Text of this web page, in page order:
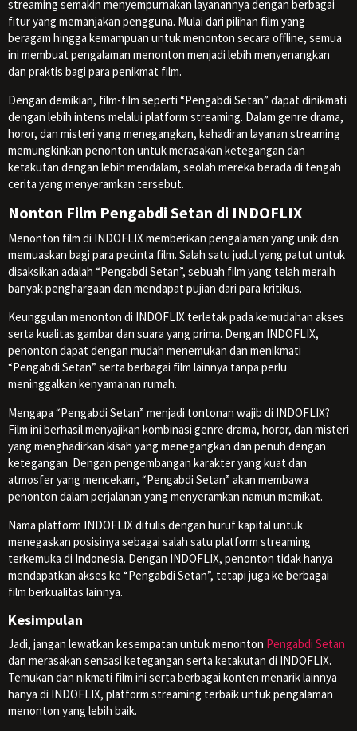
streaming semakin menyempurnakan layanannya dengan berbagai
fitur yang memanjakan pengguna. Mulai dari pilihan film yang
beragam hingga kemampuan untuk menonton secara offline, semua
ini membuat pengalaman menonton menjadi lebih menyenangkan
dan praktis bagi para penikmat film.
Dengan demikian, film-film seperti “Pengabdi Setan” dapat dinikmati
dengan lebih intens melalui platform streaming. Dalam genre drama,
horor, dan misteri yang menegangkan, kehadiran layanan streaming
memungkinkan penonton untuk merasakan ketegangan dan
ketakutan dengan lebih mendalam, seolah mereka berada di tengah
cerita yang menyeramkan tersebut.
Nonton Film Pengabdi Setan di INDOFLIX
Menonton film di INDOFLIX memberikan pengalaman yang unik dan
memuaskan bagi para pecinta film. Salah satu judul yang patut untuk
disaksikan adalah “Pengabdi Setan”, sebuah film yang telah meraih
banyak penghargaan dan mendapat pujian dari para kritikus.
Keunggulan menonton di INDOFLIX terletak pada kemudahan akses
serta kualitas gambar dan suara yang prima. Dengan INDOFLIX,
penonton dapat dengan mudah menemukan dan menikmati
“Pengabdi Setan” serta berbagai film lainnya tanpa perlu
meninggalkan kenyamanan rumah.
Mengapa “Pengabdi Setan” menjadi tontonan wajib di INDOFLIX?
Film ini berhasil menyajikan kombinasi genre drama, horor, dan misteri
yang menghadirkan kisah yang menegangkan dan penuh dengan
ketegangan. Dengan pengembangan karakter yang kuat dan
atmosfer yang mencekam, “Pengabdi Setan” akan membawa
penonton dalam perjalanan yang menyeramkan namun memikat.
Nama platform INDOFLIX ditulis dengan huruf kapital untuk
menegaskan posisinya sebagai salah satu platform streaming
terkemuka di Indonesia. Dengan INDOFLIX, penonton tidak hanya
mendapatkan akses ke “Pengabdi Setan”, tetapi juga ke berbagai
film berkualitas lainnya.
Kesimpulan
Jadi, jangan lewatkan kesempatan untuk menonton Pengabdi Setan
dan merasakan sensasi ketegangan serta ketakutan di INDOFLIX.
Temukan dan nikmati film ini serta berbagai konten menarik lainnya
hanya di INDOFLIX, platform streaming terbaik untuk pengalaman
menonton yang lebih baik.